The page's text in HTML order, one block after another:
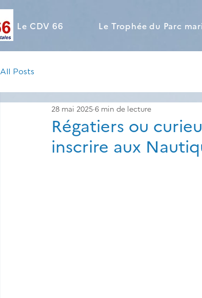
Le CDV 66 Le Trophée du Parc
All Posts
Régatiers ou
inscrire aux
28 mai 2025 6 min de lecture